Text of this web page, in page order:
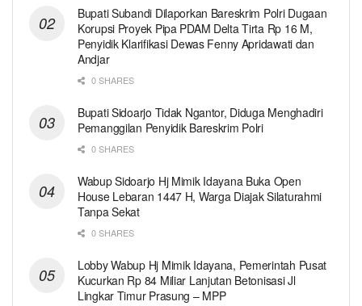
Bupati Subandi Dilaporkan Bareskrim Polri Dugaan
Korupsi Proyek Pipa PDAM Delta Tirta Rp 16 M,
Penyidik Klarifikasi Dewas Fenny Apridawati dan
Andjar
0 SHARES
Bupati Sidoarjo Tidak Ngantor, Diduga Menghadiri
Pemanggilan Penyidik Bareskrim Polri
0 SHARES
Wabup Sidoarjo Hj Mimik Idayana Buka Open
House Lebaran 1447 H, Warga Diajak Silaturahmi
Tanpa Sekat
0 SHARES
Lobby Wabup Hj Mimik Idayana, Pemerintah Pusat
Kucurkan Rp 84 Miliar Lanjutan Betonisasi Jl
Lingkar Timur Prasung – MPP